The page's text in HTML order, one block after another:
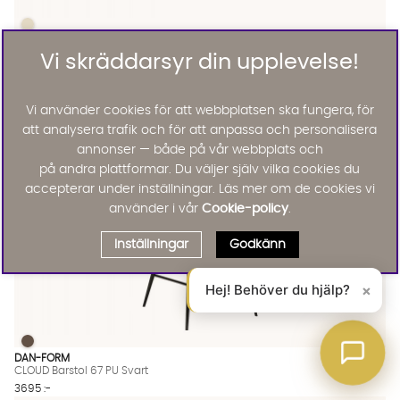
NOBLE Barstol Taupe Finns även i dessa färger:
NOBLE Barstol Taupe
NOBLE Barstol Taupe
5195 :-
CLOUD Barstol 67 PU Svart Finns även i dessa färger:
CLOUD Barstol 67 PU Svart
DAN-FORM
CLOUD Barstol 67 PU Svart
3695 :-
Vi skräddarsyr din upplevelse!
Vi använder cookies för att webbplatsen ska fungera, för
att analysera trafik och för att anpassa och personalisera
annonser — både på vår webbplats och
på andra plattformar. Du väljer själv vilka cookies du
accepterar under inställningar. Läs mer om de cookies vi
använder i vår Cookie-policy.
Inställningar Godkänn
Hej! Behöver du hjälp? ×